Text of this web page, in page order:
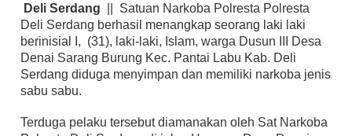
Deli Serdang || Satuan Narkoba Polresta Polresta
Deli Serdang berhasil menangkap seorang laki laki
berinisial I, (31), laki-laki, Islam, warga Dusun III Desa
Denai Sarang Burung Kec. Pantai Labu Kab. Deli
Serdang diduga menyimpan dan memiliki narkoba jenis
sabu sabu.
Terduga pelaku tersebut diamanakan oleh Sat Narkoba